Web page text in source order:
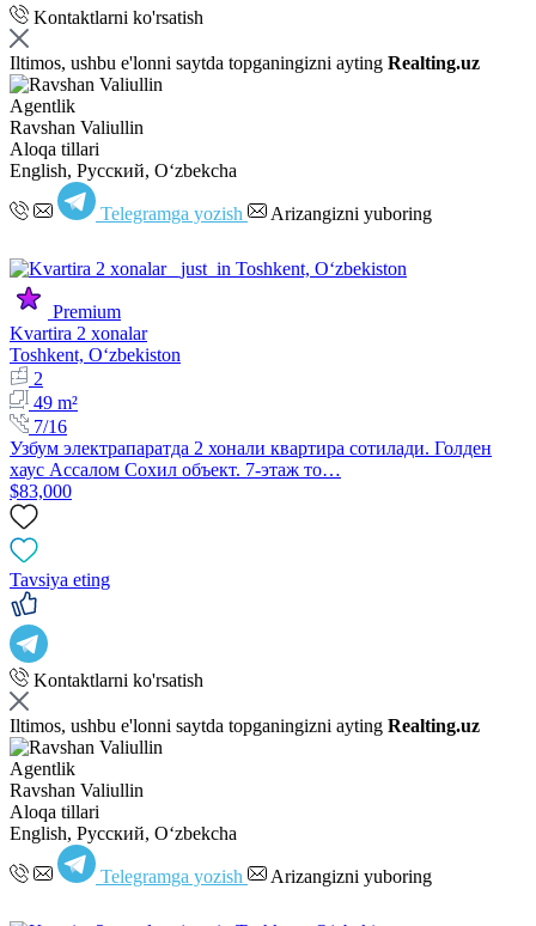
Kontaktlarni ko'rsatish
Iltimos, ushbu e'lonni saytda topganingizni ayting Realting.uz
Agentlik
Ravshan Valiullin
Aloqa tillari
English, Русский, Oʻzbekcha
Telegramga yozish Arizangizni yuboring
Premium
Kvartira 2 xonalar
Toshkent, Oʻzbekiston
2
49 m²
7/16
Узбум электрапаратда 2 хонали квартира сотилади. Голден
хаус Ассалом Сохил объект. 7-этаж то…
$83,000
Tavsiya eting
Kontaktlarni ko'rsatish
Iltimos, ushbu e'lonni saytda topganingizni ayting Realting.uz
Agentlik
Ravshan Valiullin
Aloqa tillari
English, Русский, Oʻzbekcha
Telegramga yozish Arizangizni yuboring